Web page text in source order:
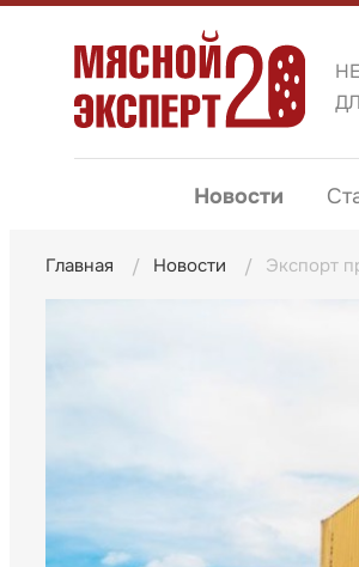
Новости
Главная Новости Экспорт